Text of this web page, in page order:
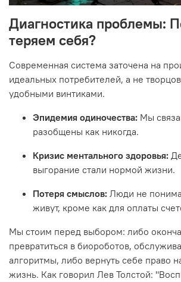
Диагностика проблемы:
теряем себя?
Современная система заточена на
идеальных потребителей, а не
удобными винтиками.
Эпидемия одиночества: Мы
разобщены как никогда.
Кризис ментального здоровья:
выгорание стали нормой жизни.
Потеря смыслов: Люди не
живут, кроме как для оплаты
Мы стоим перед выбором: либо
превратиться в биороботов,
алгоритмы, либо вернуть себе право
жизнь. Как говорил Лев Толстой: